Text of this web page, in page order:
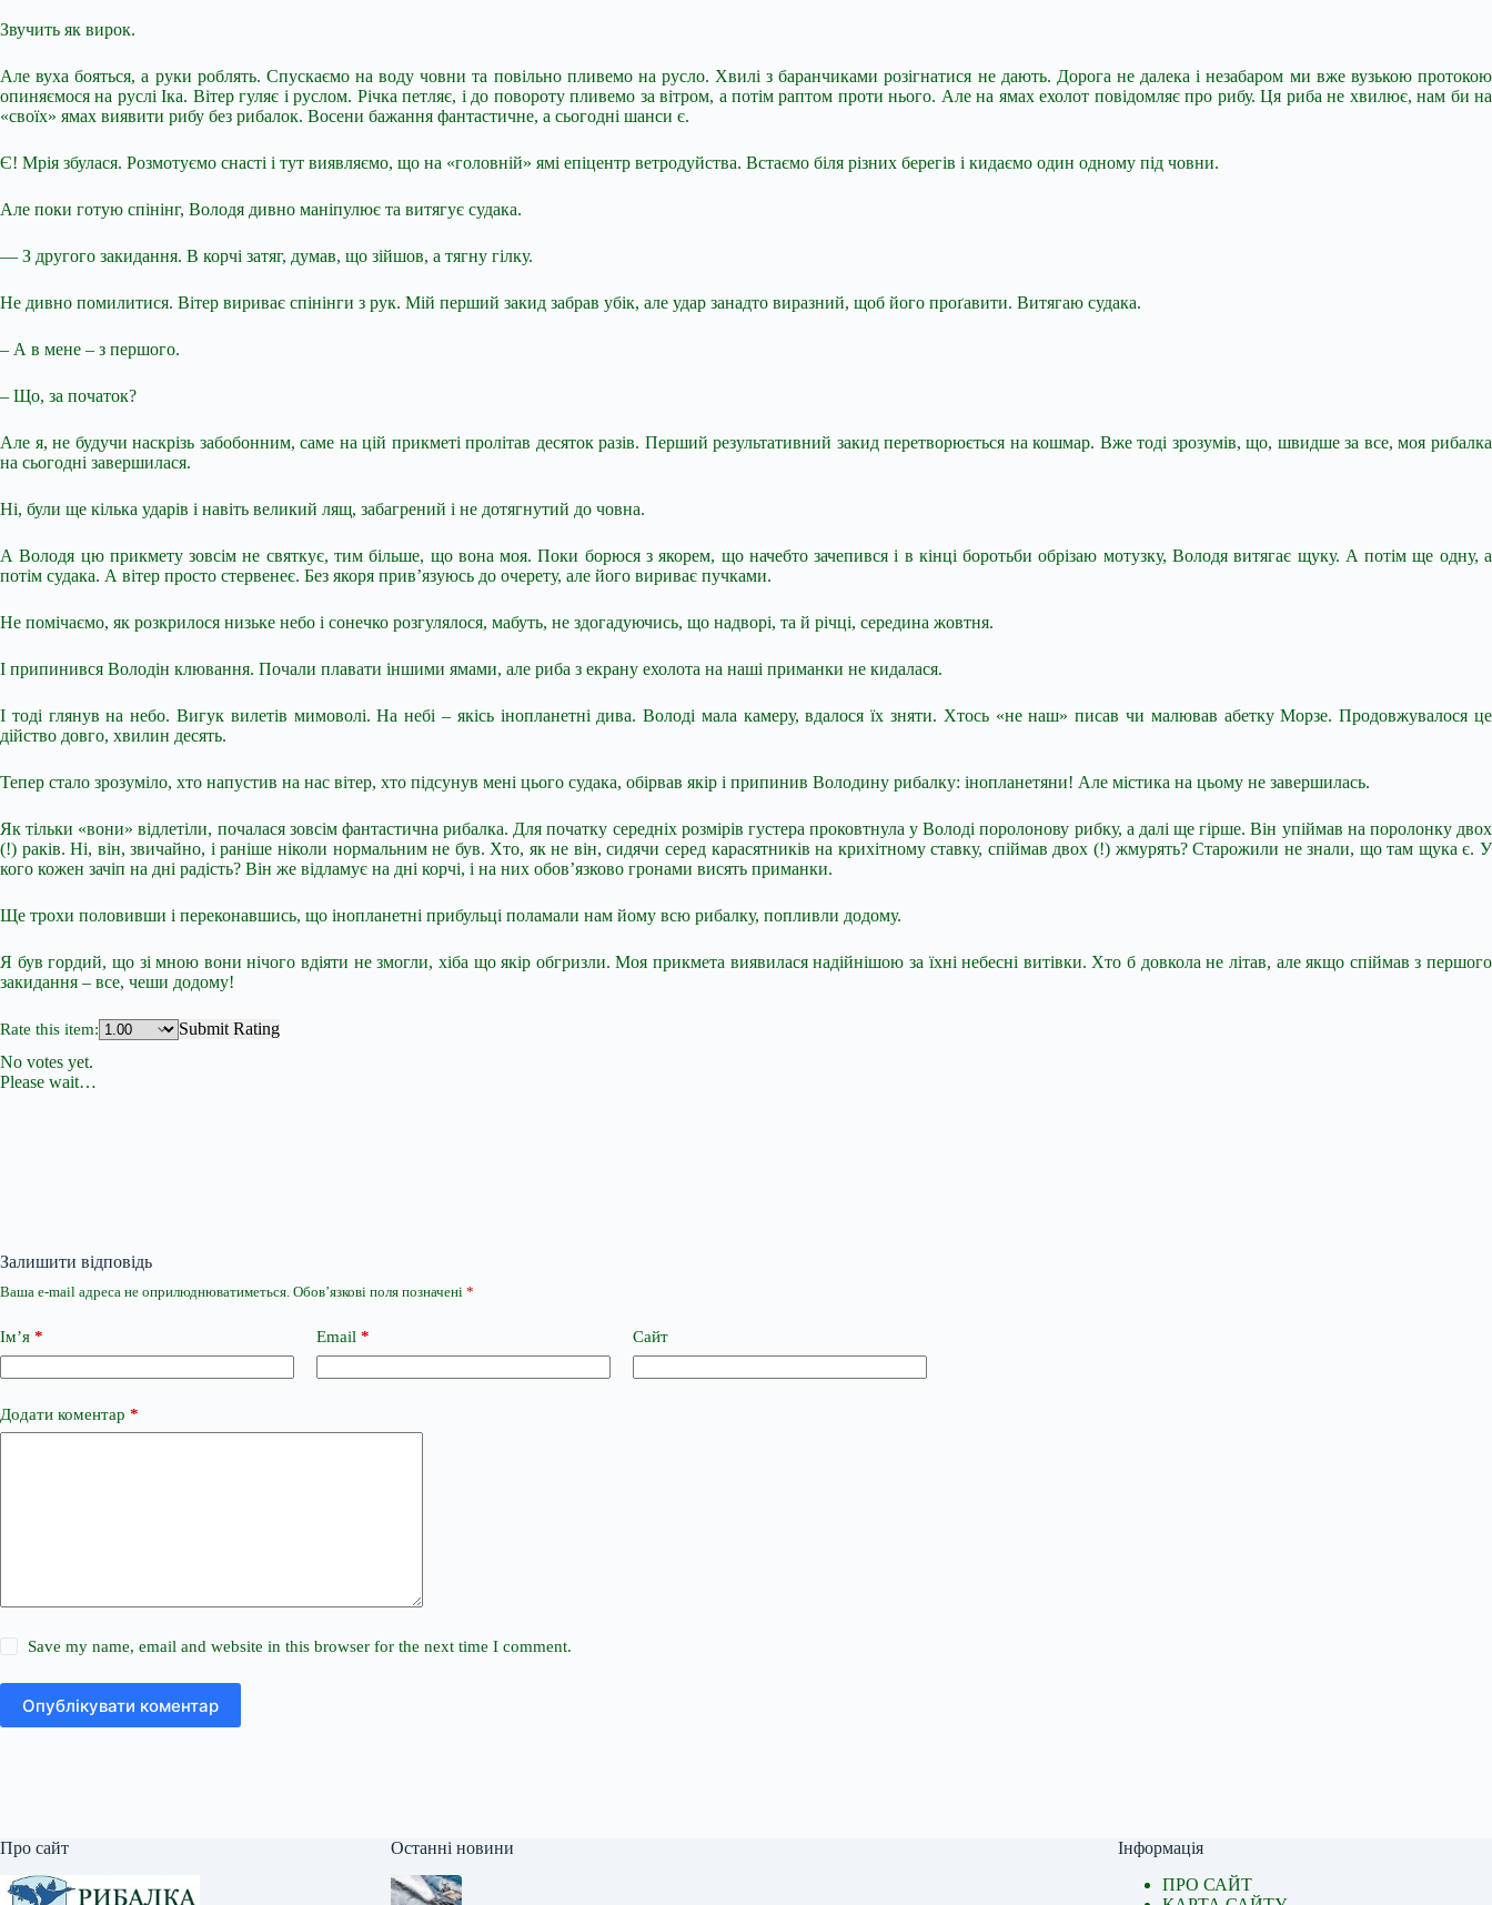
Звучить як вирок.
Але вуха бояться, а руки роблять. Спускаємо на воду човни та повільно пливемо на русло. Хвилі з баранчиками розігнатися не дають. Дорога не далека і незабаром ми вже вузькою протокою
опиняємося на руслі Іка. Вітер гуляє і руслом. Річка петляє, і до повороту пливемо за вітром, а потім раптом проти нього. Але на ямах ехолот повідомляє про рибу. Ця риба не хвилює, нам би на
«своїх» ямах виявити рибу без рибалок. Восени бажання фантастичне, а сьогодні шанси є.
Є! Мрія збулася. Розмотуємо снасті і тут виявляємо, що на «головній» ямі епіцентр ветродуйства. Встаємо біля різних берегів і кидаємо один одному під човни.
Але поки готую спінінг, Володя дивно маніпулює та витягує судака.
— З другого закидання. В корчі затяг, думав, що зійшов, а тягну гілку.
Не дивно помилитися. Вітер вириває спінінги з рук. Мій перший закид забрав убік, але удар занадто виразний, щоб його проґавити. Витягаю судака.
– А в мене – з першого.
– Що, за початок?
Але я, не будучи наскрізь забобонним, саме на цій прикметі пролітав десяток разів. Перший результативний закид перетворюється на кошмар. Вже тоді зрозумів, що, швидше за все, моя рибалка
на сьогодні завершилася.
Ні, були ще кілька ударів і навіть великий лящ, забагрений і не дотягнутий до човна.
А Володя цю прикмету зовсім не святкує, тим більше, що вона моя. Поки борюся з якорем, що начебто зачепився і в кінці боротьби обрізаю мотузку, Володя витягає щуку. А потім ще одну, а
потім судака. А вітер просто стервенеє. Без якоря прив’язуюсь до очерету, але його вириває пучками.
Не помічаємо, як розкрилося низьке небо і сонечко розгулялося, мабуть, не здогадуючись, що надворі, та й річці, середина жовтня.
І припинився Володін клювання. Почали плавати іншими ямами, але риба з екрану ехолота на наші приманки не кидалася.
І тоді глянув на небо. Вигук вилетів мимоволі. На небі – якісь інопланетні дива. Володі мала камеру, вдалося їх зняти. Хтось «не наш» писав чи малював абетку Морзе. Продовжувалося це
дійство довго, хвилин десять.
Тепер стало зрозуміло, хто напустив на нас вітер, хто підсунув мені цього судака, обірвав якір і припинив Володину рибалку: інопланетяни! Але містика на цьому не завершилась.
Як тільки «вони» відлетіли, почалася зовсім фантастична рибалка. Для початку середніх розмірів густера проковтнула у Володі поролонову рибку, а далі ще гірше. Він упіймав на поролонку двох
(!) раків. Ні, він, звичайно, і раніше ніколи нормальним не був. Хто, як не він, сидячи серед карасятників на крихітному ставку, спіймав двох (!) жмурять? Старожили не знали, що там щука є. У
кого кожен зачіп на дні радість? Він же відламує на дні корчі, і на них обов’язково гронами висять приманки.
Ще трохи половивши і переконавшись, що інопланетні прибульці поламали нам йому всю рибалку, попливли додому.
Я був гордий, що зі мною вони нічого вдіяти не змогли, хіба що якір обгризли. Моя прикмета виявилася надійнішою за їхні небесні витівки. Хто б довкола не літав, але якщо спіймав з першого
закидання – все, чеши додому!
Rate this item:
Submit Rating
No votes yet.
Please wait…
Залишити відповідь
Ваша e-mail адреса не оприлюднюватиметься. Обов’язкові поля позначені *
Ім’я * Email * Сайт
Додати коментар *
Save my name, email and website in this browser for the next time I comment.
Опублікувати коментар
Про сайт Останні новини
Інформація
ПРО САЙТ